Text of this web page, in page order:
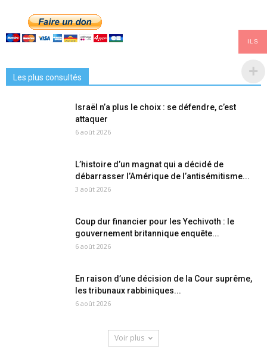
Les plus consultés
Israël n’a plus le choix : se défendre, c’est
attaquer
6 août 2026
L’histoire d’un magnat qui a décidé de
débarrasser l’Amérique de l’antisémitisme...
3 août 2026
Coup dur financier pour les Yechivoth : le
gouvernement britannique enquête...
6 août 2026
En raison d’une décision de la Cour suprême,
les tribunaux rabbiniques...
6 août 2026
Voir plus
ILS